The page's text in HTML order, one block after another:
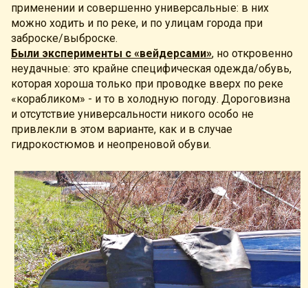
применении и совершенно универсальные: в них
можно ходить и по реке, и по улицам города при
заброске/выброске.
Были эксперименты с «вейдерсами», но откровенно
неудачные: это крайне специфическая одежда/обувь,
которая хороша только при проводке вверх по реке
«корабликом» - и то в холодную погоду. Дороговизна
и отсутствие универсальности никого особо не
привлекли в этом варианте, как и в случае
гидрокостюмов и неопреновой обуви.